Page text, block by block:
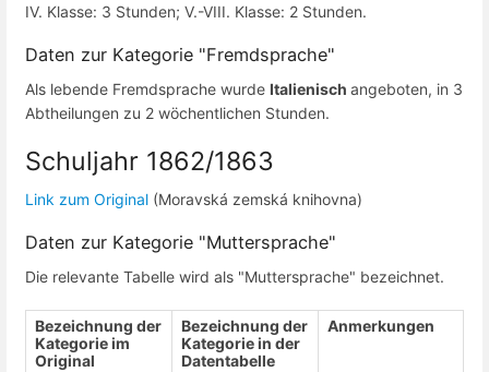
IV. Klasse: 3 Stunden; V.-VIII. Klasse: 2 Stunden.
Daten zur Kategorie "Fremdsprache"
Als lebende Fremdsprache wurde Italienisch angeboten, in 3
Abtheilungen zu 2 wöchentlichen Stunden.
Schuljahr 1862/1863
Link zum Original (Moravská zemská knihovna)
Daten zur Kategorie "Muttersprache"
Die relevante Tabelle wird als "Muttersprache" bezeichnet.
Bezeichnung der
Kategorie im
Original
Bezeichnung der
Kategorie in der
Datentabelle
Anmerkungen